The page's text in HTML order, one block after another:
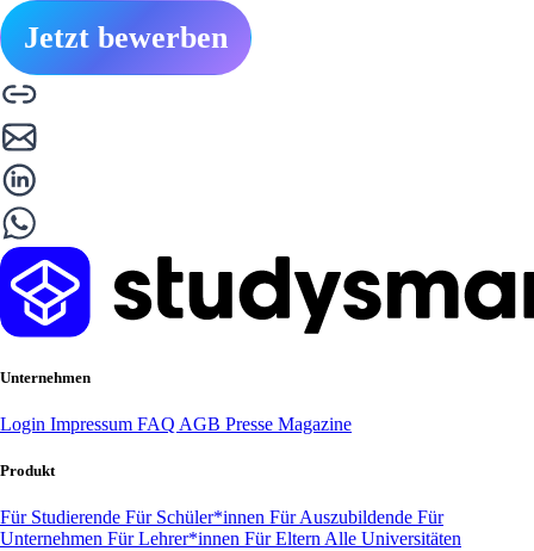
Jetzt bewerben
Unternehmen
Login Impressum FAQ AGB Presse Magazine
Produkt
Für Studierende Für Schüler*innen Für Auszubildende Für
Unternehmen Für Lehrer*innen Für Eltern Alle Universitäten